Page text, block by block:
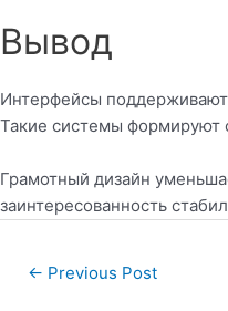
Вывод
Интерфейсы
Такие системы формируют
Грамотный дизайн
заинтересованность
Post← Previous Post